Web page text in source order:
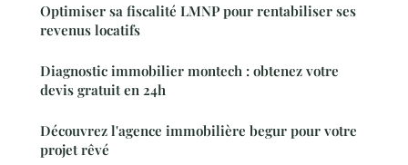
Optimiser sa fiscalité LMNP pour rentabiliser ses
revenus locatifs
Diagnostic immobilier montech : obtenez votre
devis gratuit en 24h
Découvrez l'agence immobilière begur pour votre
projet rêvé